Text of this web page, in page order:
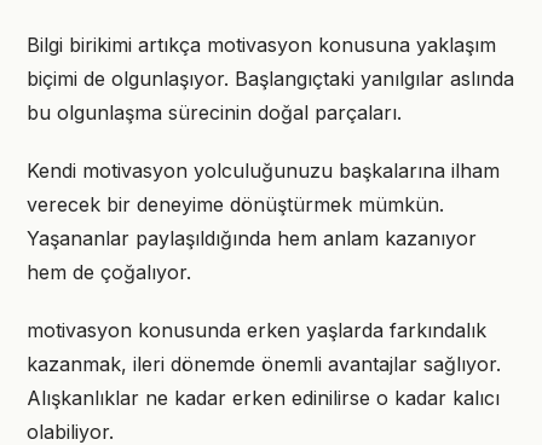
Bilgi birikimi artıkça motivasyon konusuna yaklaşım
biçimi de olgunlaşıyor. Başlangıçtaki yanılgılar aslında
bu olgunlaşma sürecinin doğal parçaları.
Kendi motivasyon yolculuğunuzu başkalarına ilham
verecek bir deneyime dönüştürmek mümkün.
Yaşananlar paylaşıldığında hem anlam kazanıyor
hem de çoğalıyor.
motivasyon konusunda erken yaşlarda farkındalık
kazanmak, ileri dönemde önemli avantajlar sağlıyor.
Alışkanlıklar ne kadar erken edinilirse o kadar kalıcı
olabiliyor.